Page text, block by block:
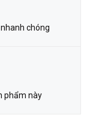
chóng
phẩm này